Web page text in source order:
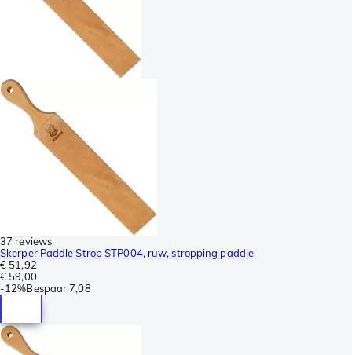
37 reviews
Skerper Paddle Strop STP004, ruw, stropping paddle
€ 51,92
€ 59,00
-12%Bespaar 7,08